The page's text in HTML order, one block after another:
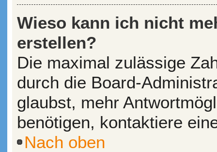
Wieso kann ich nicht
erstellen?
Die maximal zulässige
durch die Board-
glaubst, mehr
benötigen, kontaktiere
Nach oben